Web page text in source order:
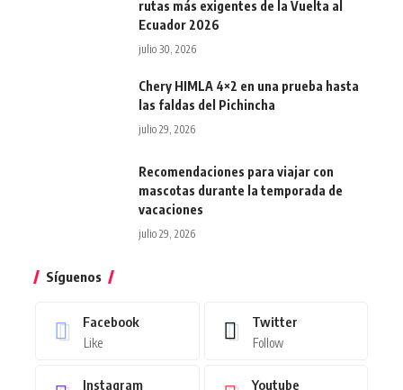
rutas más exigentes de la Vuelta al
Ecuador 2026
julio 30, 2026
Chery HIMLA 4×2 en una prueba hasta
las faldas del Pichincha
julio 29, 2026
Recomendaciones para viajar con
mascotas durante la temporada de
vacaciones
julio 29, 2026
Síguenos
Facebook
Like
Twitter
Follow
Instagram Youtube